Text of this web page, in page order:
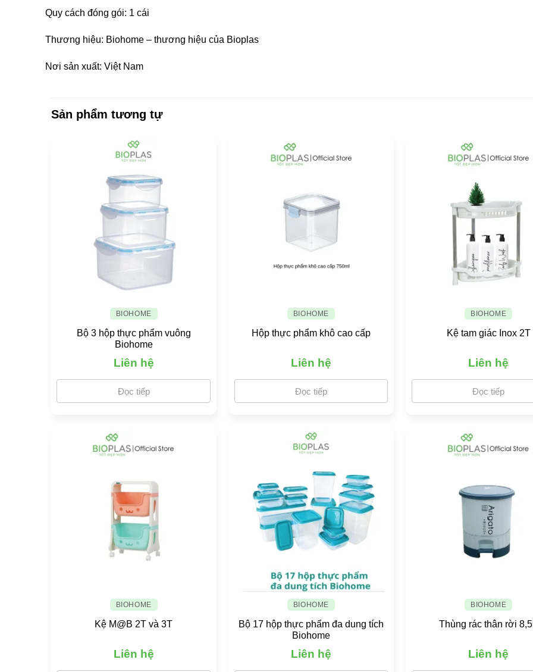
Quy cách đóng gói: 1 cái
Thương hiệu: Biohome – thương hiệu của Bioplas
Nơi sản xuất: Việt Nam
Sản phẩm tương tự
BIOHOME
Bộ 3 hộp thực phẩm vuông
Biohome
Liên hệ
Đọc tiếp
BIOHOME
Hộp thực phẩm khô cao cấp
Liên hệ
Đọc tiếp
BIOHOME
Kệ tam giác Inox 2T
Liên hệ
Đọc tiếp
BIOHOME
Kệ M@B 2T và 3T
Liên hệ
BIOHOME
Bộ 17 hộp thực phẩm đa dung tích
Biohome
Liên hệ
BIOHOME
Thùng rác thân rời
Liên hệ